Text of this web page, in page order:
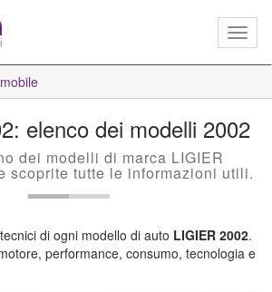
elenco dei modelli 2002
dei modelli di marca LIGIER
scoprite tutte le informazioni utili.
di ogni modello di auto LIGIER 2002.
performance, consumo, tecnologia e